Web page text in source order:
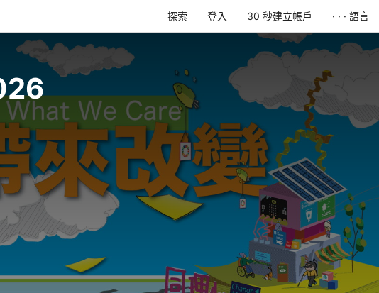
探索 登入 30 秒建立帳戶 · · · 語言